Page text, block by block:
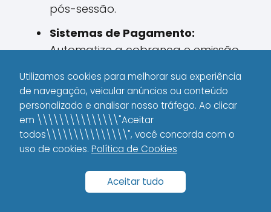
pós-sessão.
Sistemas de Pagamento:
Automatize a cobrança e emissão
administrativas.
Produtos Digitais
Ao criar produtos digitais, você pode
escalável. Pense em:
Utilizamos cookies para melhorar sua experiência
de navegação, veicular anúncios ou conteúdo
personalizado e analisar nosso tráfego. Ao clicar
em \\\\\\\\\\\\\\\"Aceitar
todos\\\\\\\\\\\\\\\", você concorda com o
uso de cookies. Política de Cookies
Aceitar tudo